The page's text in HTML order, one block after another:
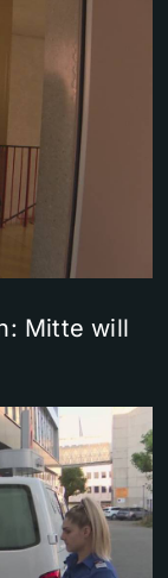
Mitte will